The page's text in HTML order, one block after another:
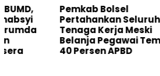
Pemkab Bolsel
Pertahankan Seluruh
Tenaga Kerja Meski
Belanja Pegawai Tembus
40 Persen APBD
ke